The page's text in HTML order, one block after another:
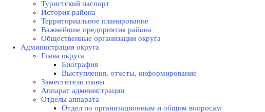
Туристский паспорт
История района
Территориальное планирование
Важнейшие предприятия района
Общественные организации округа
Администрация округа
Глава округа
Биография
Выступления, отчеты, информирование
Заместители главы
Аппарат администрации
Отделы аппарата
Отдел по организационным и общим вопросам